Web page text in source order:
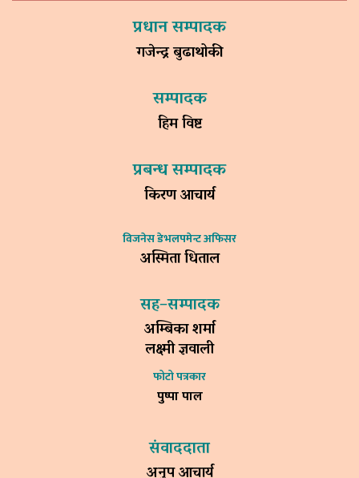
प्रधान सम्पादक
गजेन्द्र बुढाथोकी
सम्पादक
हिम विष्ट
प्रबन्ध सम्पादक
किरण आचार्य
विजनेस डेभलपमेन्ट अफिसर
अस्मिता धिताल
सह–सम्पादक
अम्बिका शर्मा
लक्ष्मी ज्ञवाली
फोटो पत्रकार
पुष्पा पाल
संवाददाता